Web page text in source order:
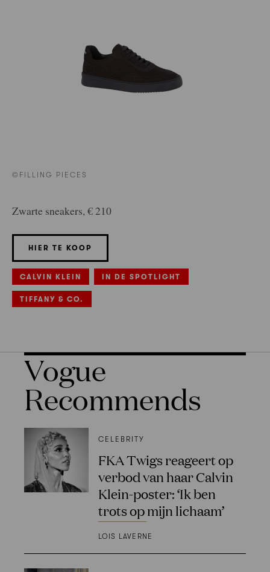
©FILLING PIECES
Zwarte sneakers, € 210
HIER TE KOOP
CALVIN KLEIN IN DE SPOTLIGHT
TIFFANY & CO.
Vogue
Recommends
CELEBRITY
FKA Twigs reageert op
verbod van haar Calvin
Klein-poster: ‘Ik ben
trots op mijn lichaam’
LOIS LAVERNE